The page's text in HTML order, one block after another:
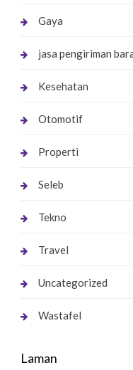
Gaya
jasa pengiriman
Kesehatan
Otomotif
Properti
Seleb
Tekno
Travel
Uncategorized
Wastafel
Laman